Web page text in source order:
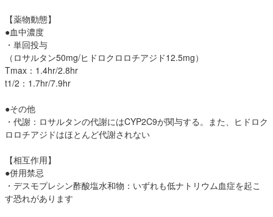
【薬物動態】
●血中濃度
・単回投与
（ロサルタン50mg/ヒドロクロロチアジド12.5mg）
Tmax：1.4hr/2.8hr
t1/2：1.7hr/7.9hr
●その他
・代謝：ロサルタンの代謝にはCYP2C9が関与する。また、ヒドロク
ロロチアジドはほとんど代謝されない
【相互作用】
●併用禁忌
・デスモプレシン酢酸塩水和物：いずれも低ナトリウム血症を起こ
す恐れがあります